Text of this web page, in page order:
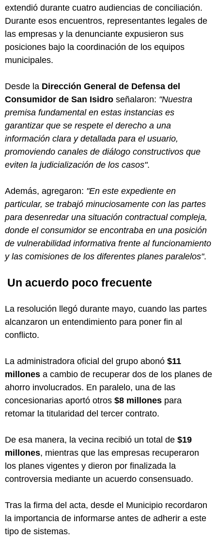
extendió durante cuatro audiencias de conciliación.
Durante esos encuentros, representantes legales de
las empresas y la denunciante expusieron sus
posiciones bajo la coordinación de los equipos
municipales.
Desde la Dirección General de Defensa del
Consumidor de San Isidro señalaron: "Nuestra
premisa fundamental en estas instancias es
garantizar que se respete el derecho a una
información clara y detallada para el usuario,
promoviendo canales de diálogo constructivos que
eviten la judicialización de los casos".
Además, agregaron: "En este expediente en
particular, se trabajó minuciosamente con las partes
para desenredar una situación contractual compleja,
donde el consumidor se encontraba en una posición
de vulnerabilidad informativa frente al funcionamiento
y las comisiones de los diferentes planes paralelos".
Un acuerdo poco frecuente
La resolución llegó durante mayo, cuando las partes
alcanzaron un entendimiento para poner fin al
conflicto.
La administradora oficial del grupo abonó $11
millones a cambio de recuperar dos de los planes de
ahorro involucrados. En paralelo, una de las
concesionarias aportó otros $8 millones para
retomar la titularidad del tercer contrato.
De esa manera, la vecina recibió un total de $19
millones, mientras que las empresas recuperaron
los planes vigentes y dieron por finalizada la
controversia mediante un acuerdo consensuado.
Tras la firma del acta, desde el Municipio recordaron
la importancia de informarse antes de adherir a este
tipo de sistemas.